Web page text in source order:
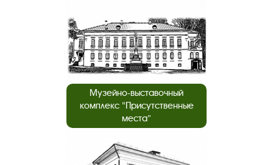
Музейно-выставочный
комплекс “Присутственные
места”